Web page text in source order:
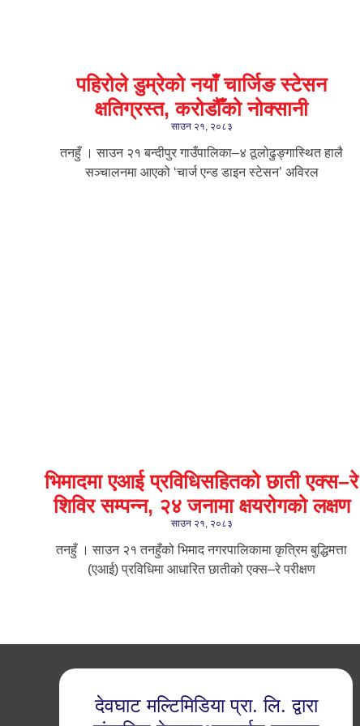
पहिरोले डुम्रेको नयाँ चार्जिङ स्टेसन
क्षतिग्रस्त, करोडौँको नोक्सानी
साउन २१, २०८३
तनहुँ । साउन २१ बन्दीपुर गाउँपालिका–४ ठूलोढुङ्गास्थित हालै
सञ्चालनमा आएको ‘चार्ज एन्ड डाइन स्टेसन’ अविरल
भिमादमा एआई प्रविधिसहितको छाती एक्स–रे
शिविर सम्पन्न, २४ जनामा क्षयरोगको लक्षण
साउन २१, २०८३
तनहुँ । साउन २१ तनहुँको भिमाद नगरपालिकामा कृत्रिम बुद्धिमत्ता
(एआई) प्रविधिमा आधारित छातीको एक्स–रे परीक्षण
देवघाट मल्टिमिडिया प्रा. लि. द्वारा